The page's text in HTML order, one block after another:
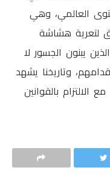
العالمي، وهي
لتعرية هشاشة
يبنون الجسور لا
وتاريخنا يشهد
الالتزام بالقوانين